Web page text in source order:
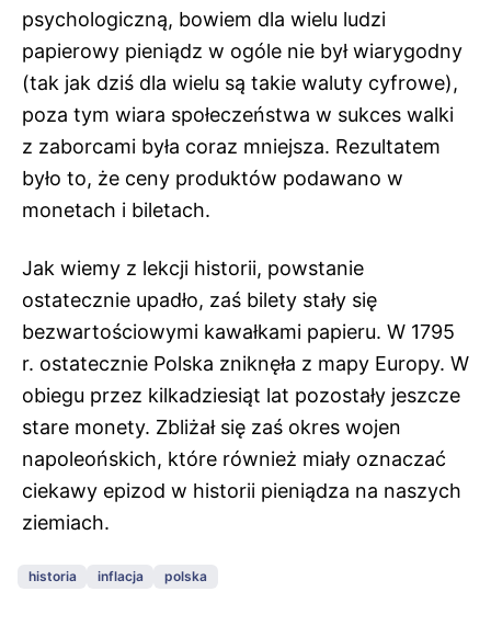
psychologiczną, bowiem dla wielu ludzi
papierowy pieniądz w ogóle nie był wiarygodny
(tak jak dziś dla wielu są takie waluty cyfrowe),
poza tym wiara społeczeństwa w sukces walki
z zaborcami była coraz mniejsza. Rezultatem
było to, że ceny produktów podawano w
monetach i biletach.
Jak wiemy z lekcji historii, powstanie
ostatecznie upadło, zaś bilety stały się
bezwartościowymi kawałkami papieru. W 1795
r. ostatecznie Polska zniknęła z mapy Europy. W
obiegu przez kilkadziesiąt lat pozostały jeszcze
stare monety. Zbliżał się zaś okres wojen
napoleońskich, które również miały oznaczać
ciekawy epizod w historii pieniądza na naszych
ziemiach.
historia inflacja polska